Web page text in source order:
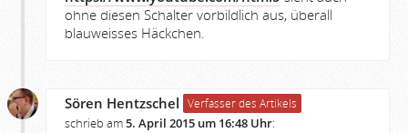
ohne diesen Schalter vorbildlich aus, überall
blauweisses Häckchen.
Sören Hentzschel Verfasser des Artikels
schrieb am5. April 2015 um 16:48 Uhr: